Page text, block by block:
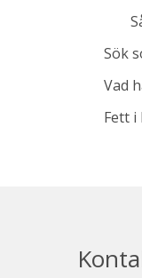
Sök
Vad
Fett i